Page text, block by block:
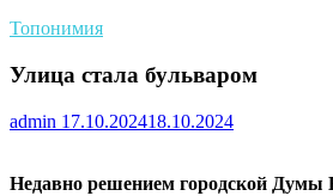
Топонимия
Улица стала бульваром
admin 17.10.202418.10.2024
Недавно решением городской Думы